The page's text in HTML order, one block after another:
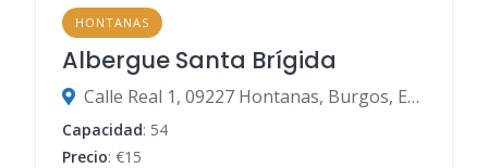
HONTANAS
Albergue Santa Brígida
Calle Real 1, 09227 Hontanas, Burgos, España
Capacidad: 54
Precio: €15